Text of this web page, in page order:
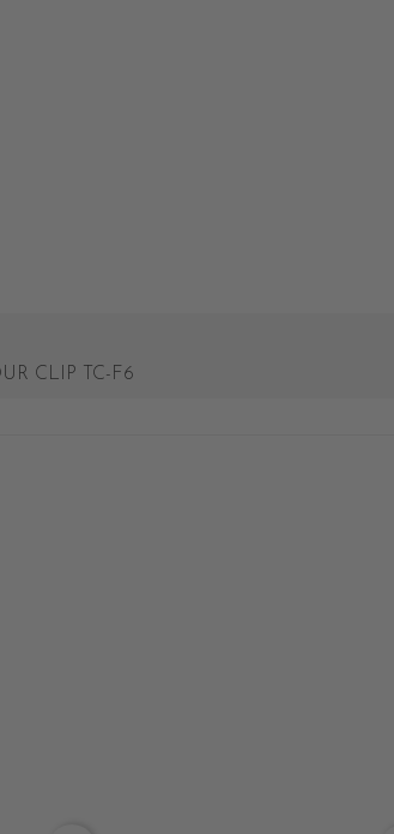
CLIP TC-F6